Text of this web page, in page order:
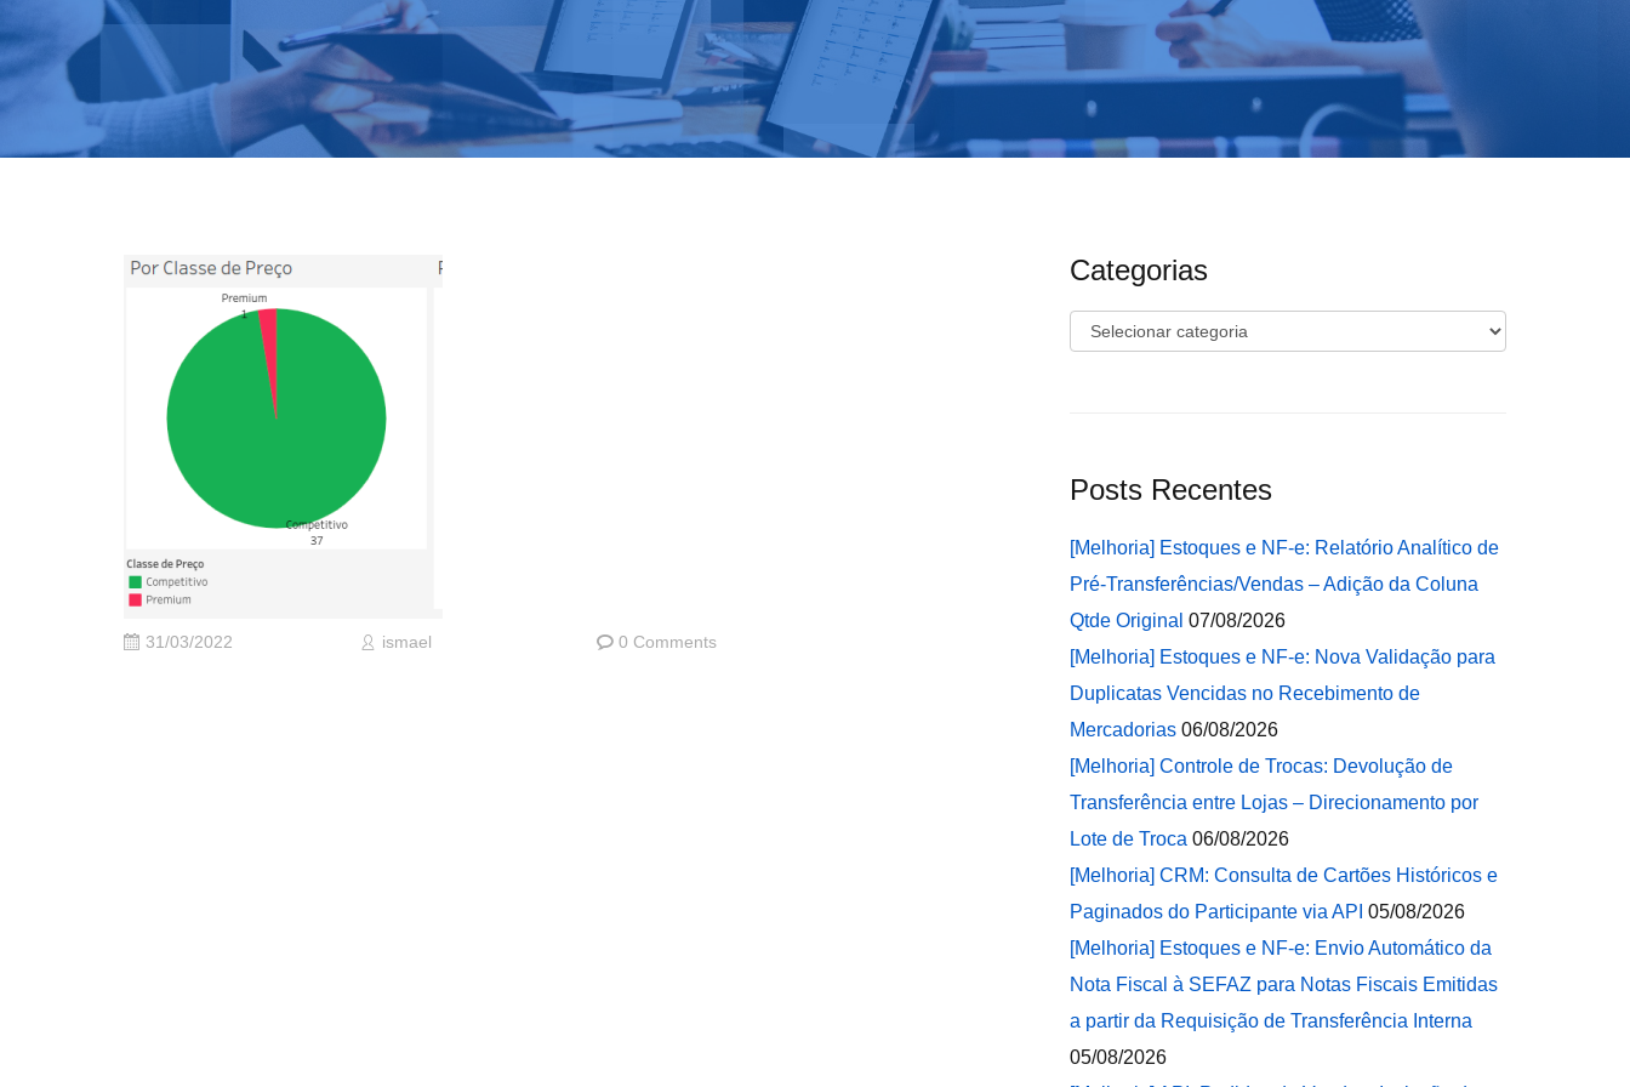
31/03/2022 ismael 0 Comments
Categorias
Categorias
Posts Recentes
[Melhoria] Estoques e NF-e: Relatório Analítico de
Pré-Transferências/Vendas – Adição da Coluna
Qtde Original 07/08/2026
[Melhoria] Estoques e NF-e: Nova Validação para
Duplicatas Vencidas no Recebimento de
Mercadorias 06/08/2026
[Melhoria] Controle de Trocas: Devolução de
Transferência entre Lojas – Direcionamento por
Lote de Troca 06/08/2026
[Melhoria] CRM: Consulta de Cartões Históricos e
Paginados do Participante via API 05/08/2026
[Melhoria] Estoques e NF-e: Envio Automático da
Nota Fiscal à SEFAZ para Notas Fiscais Emitidas
a partir da Requisição de Transferência Interna
05/08/2026